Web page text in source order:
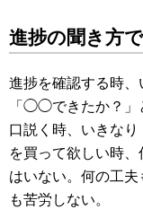
進捗の聞き方
進捗を確認する時
「◯◯できたか？」
口説く時、いきな
を買って欲しい時
はいない。何の工
も苦労しない。